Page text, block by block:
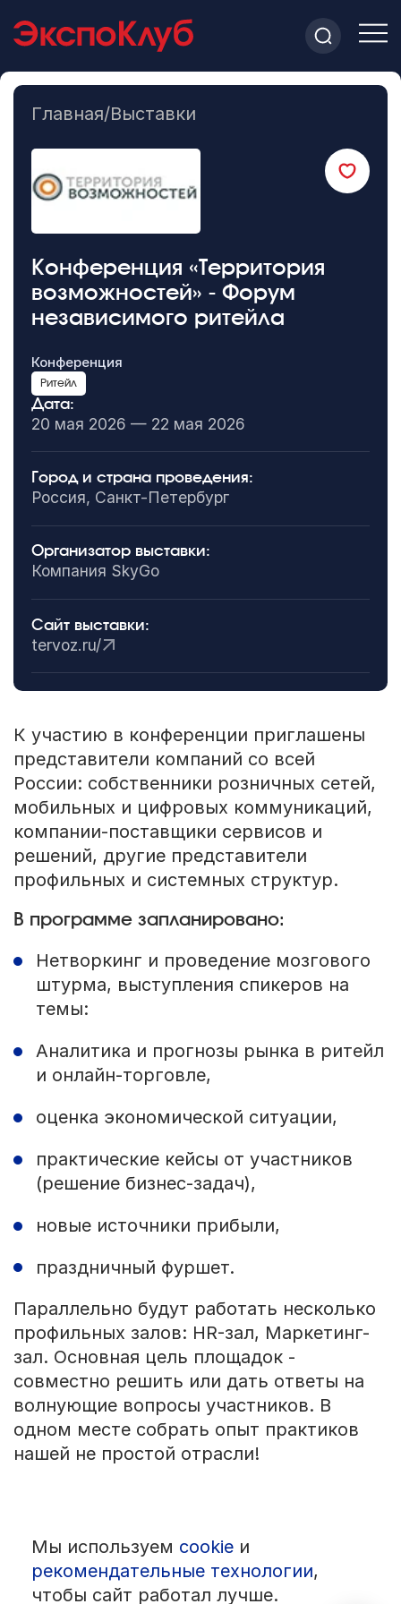
Главная/Выставки
Конференция «Территория
возможностей» - Форум
независимого ритейла
Конференция
Ритейл
Дата:
20 мая 2026 — 22 мая 2026
Город и страна проведения:
Россия, Санкт-Петербург
Организатор выставки:
Компания SkyGo
Сайт выставки:
tervoz.ru/
К участию в конференции приглашены
представители компаний со всей
России: собственники розничных сетей,
мобильных и цифровых коммуникаций,
компании-поставщики сервисов и
решений, другие представители
профильных и системных структур.
В программе запланировано:
Нетворкинг и проведение мозгового
штурма, выступления спикеров на
темы:
Аналитика и прогнозы рынка в ритейл
и онлайн-торговле,
оценка экономической ситуации,
практические кейсы от участников
(решение бизнес-задач),
новые источники прибыли,
праздничный фуршет.
Параллельно будут работать несколько
профильных залов: HR-зал, Маркетинг-
зал. Основная цель площадок -
совместно решить или дать ответы на
волнующие вопросы участников. В
одном месте собрать опыт практиков
нашей не простой отрасли!
© 1992 — 2026 ООО «НЕГУС ЭКСПО Интернэшнл»
Все права защищены. Использование материалов возможно только
со ссылкой на источник.
Политика конфиденциальности
Мы используем cookieи
рекомендательные технологии,
чтобы сайт работал лучше.